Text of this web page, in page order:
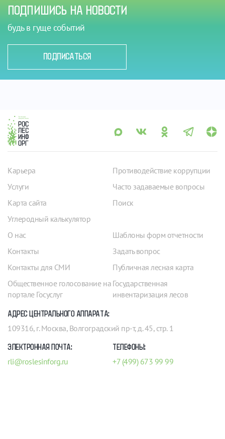
ПОДПИШИСЬ НА НОВОСТИ
будь в гуще событий
ПОДПИСАТЬСЯ
Карьера
Услуги
Карта сайта
Углеродный калькулятор
Противодействие коррупции
Часто задаваемые вопросы
Поиск
О нас
Контакты
Контакты для СМИ
Общественное голосование на
портале Госуслуг
Шаблоны форм отчетности
Задать вопрос
Публичная лесная карта
Государственная
инвентаризация лесов
АДРЕС ЦЕНТРАЛЬНОГО АППАРАТА:
109316, г. Москва, Волгоградский пр-т, д. 45, стр. 1
ЭЛЕКТРОННАЯ ПОЧТА:
rli@roslesinforg.ru
ТЕЛЕФОНЫ:
+7 (499) 673 99 99